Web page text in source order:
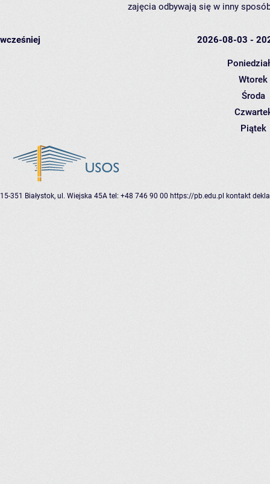
zajęcia odbywają się w inny
wcześniej 2026-08-03 -
Wtorek
Środa
Piątek
15-351 Białystok, ul. Wiejska 45A tel: +48 746 90 00 https://pb.edu.pl kontakt